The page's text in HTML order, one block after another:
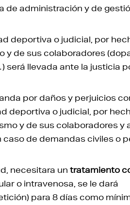
de administración y de
deportiva o judicial, por
y de sus colaboradores
llevada ante la justicia
por daños y perjuicios
deportiva o judicial, por
y de sus colaboradores y
de demandas civiles o
necesitara un tratamiento
o intravenosa, se le dará
para 8 días como